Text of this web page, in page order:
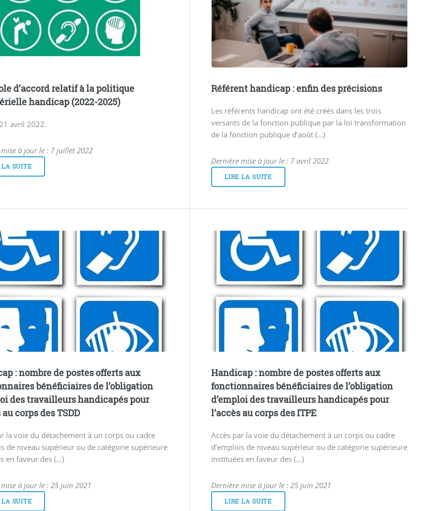
d’accord relatif à la politique
handicap (2022-2025)
avril 2022.
à jour le : 7 juillet 2022
LA SUITE
Référent handicap : enfin des précisions
Les référents handicap ont été créés dans les trois
versants de la fonction publique par la loi transformation
de la fonction publique d’août (…)
Dernière mise à jour le : 7 avril 2022
LIRE LA SUITE
: nombre de postes offerts aux
bénéficiaires de l’obligation
des travailleurs handicapés pour
au corps des TSDD
la voie du détachement à un corps ou cadre
de niveau supérieur ou de catégorie supérieure
en faveur des (…)
à jour le : 25 juin 2021
LA SUITE
Handicap : nombre de postes offerts aux
fonctionnaires bénéficiaires de l’obligation
d’emploi des travailleurs handicapés pour
l’accès au corps des ITPE
Accès par la voie du détachement à un corps ou cadre
d’emplois de niveau supérieur ou de catégorie supérieure
instituées en faveur des (…)
Dernière mise à jour le : 25 juin 2021
LIRE LA SUITE